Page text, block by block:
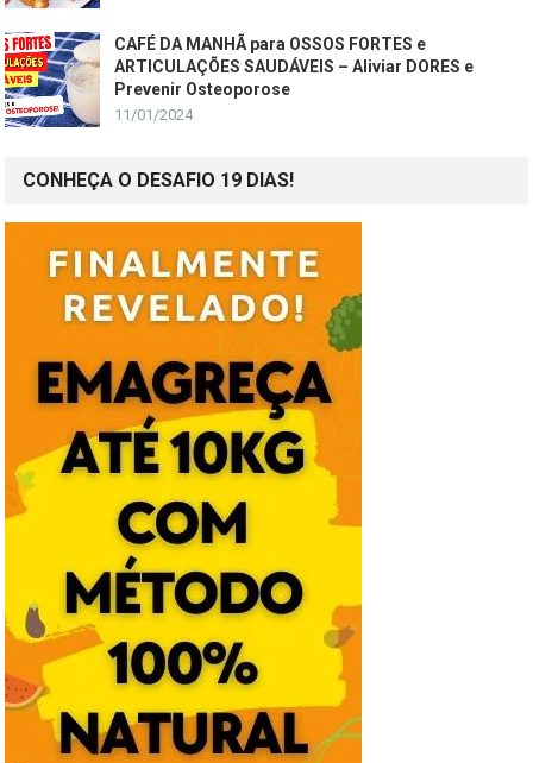
CAFÉ DA MANHÃ para OSSOS FORTES e
ARTICULAÇÕES SAUDÁVEIS – Aliviar DORES e
Prevenir Osteoporose
11/01/2024
CONHEÇA O DESAFIO 19 DIAS!